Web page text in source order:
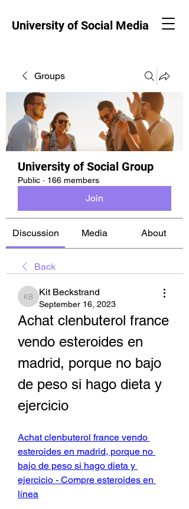
University of Social Media
Groups
University of Social Group
Public · 166 members
Join
Discussion Media About
Back
Kit Beckstrand
Kit Beckstrand
September 16, 2023
Achat clenbuterol france
vendo esteroides en
madrid, porque no bajo
de peso si hago dieta y
ejercicio
Achat clenbuterol france vendo
esteroides en madrid, porque no
bajo de peso si hago dieta y
ejercicio - Compre esteroides en
línea